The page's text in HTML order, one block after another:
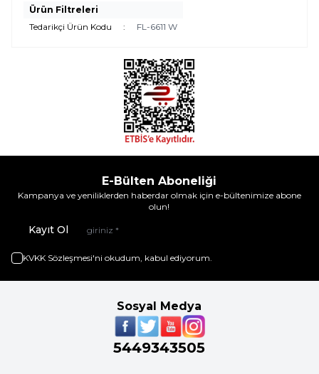
Ürün Filtreleri
Tedarikçi Ürün Kodu
: FL-6611 W
E-Bülten Aboneliği
Kampanya ve yeniliklerden haberdar olmak için e-bültenimize abone
olun!
Kayıt Ol
KVKK Sözleşmesi'ni okudum, kabul ediyorum.
Sosyal Medya
5449343505